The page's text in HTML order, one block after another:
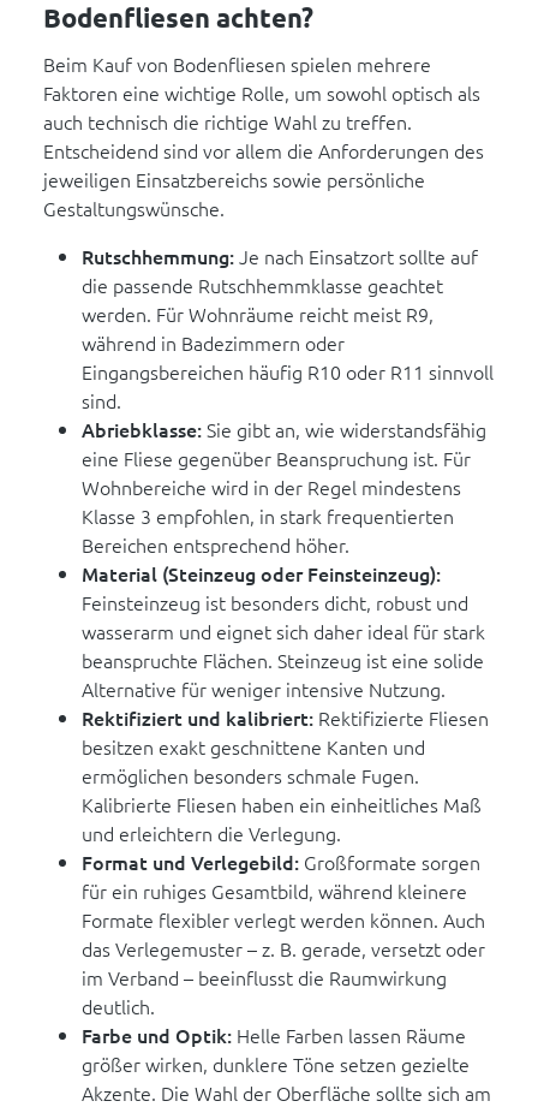
Bodenfliesen achten?
Beim Kauf von Bodenfliesen spielen mehrere
Faktoren eine wichtige Rolle, um sowohl optisch als
auch technisch die richtige Wahl zu treffen.
Entscheidend sind vor allem die Anforderungen des
jeweiligen Einsatzbereichs sowie persönliche
Gestaltungswünsche.
Rutschhemmung:Je nach Einsatzort sollte auf
die passende Rutschhemmklasse geachtet
werden. Für Wohnräume reicht meist R9,
während in Badezimmern oder
Eingangsbereichen häufig R10 oder R11 sinnvoll
sind.
Abriebklasse:Sie gibt an, wie widerstandsfähig
eine Fliese gegenüber Beanspruchung ist. Für
Wohnbereiche wird in der Regel mindestens
Klasse 3 empfohlen, in stark frequentierten
Bereichen entsprechend höher.
Material (Steinzeug oder Feinsteinzeug):
Feinsteinzeug ist besonders dicht, robust und
wasserarm und eignet sich daher ideal für stark
beanspruchte Flächen. Steinzeug ist eine solide
Alternative für weniger intensive Nutzung.
Rektifiziert und kalibriert: Rektifizierte Fliesen
besitzen exakt geschnittene Kanten und
ermöglichen besonders schmale Fugen.
Kalibrierte Fliesen haben ein einheitliches Maß
und erleichtern die Verlegung.
Format und Verlegebild: Großformate sorgen
für ein ruhiges Gesamtbild, während kleinere
Formate flexibler verlegt werden können. Auch
das Verlegemuster – z. B. gerade, versetzt oder
im Verband – beeinflusst die Raumwirkung
deutlich.
Farbe und Optik: Helle Farben lassen Räume
größer wirken, dunklere Töne setzen gezielte
Akzente. Die Wahl der Oberfläche sollte sich am